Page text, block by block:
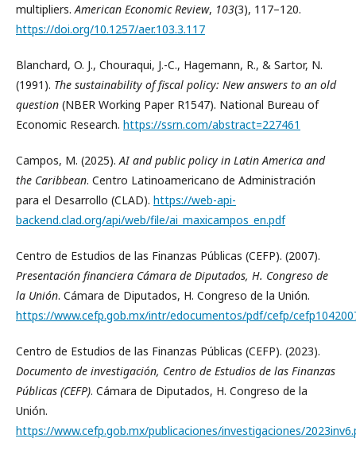
multipliers.American Economic Review, 103(3), 117–120.
https://doi.org/10.1257/aer.103.3.117
Blanchard, O. J., Chouraqui, J.-C., Hagemann, R., & Sartor, N.
(1991). The sustainability of fiscal policy: New answers to an old
question (NBER Working Paper R1547). National Bureau of
Economic Research. https://ssrn.com/abstract=227461
Campos, M. (2025).AI and public policy in Latin America and
the Caribbean. Centro Latinoamericano de Administración
para el Desarrollo (CLAD). https://web-api-
backend.clad.org/api/web/file/ai_maxicampos_en.pdf
Centro de Estudios de las Finanzas Públicas (CEFP). (2007).
Presentación financiera Cámara de Diputados, H. Congreso de
la Unión. Cámara de Diputados, H. Congreso de la Unión.
https://www.cefp.gob.mx/intr/edocumentos/pdf/cefp/
Centro de Estudios de las Finanzas Públicas (CEFP). (2023).
Documento de investigación, Centro de Estudios de las Finanzas
Públicas (CEFP). Cámara de Diputados, H. Congreso de la
Unión.
https://www.cefp.gob.mx/publicaciones/investigaciones/